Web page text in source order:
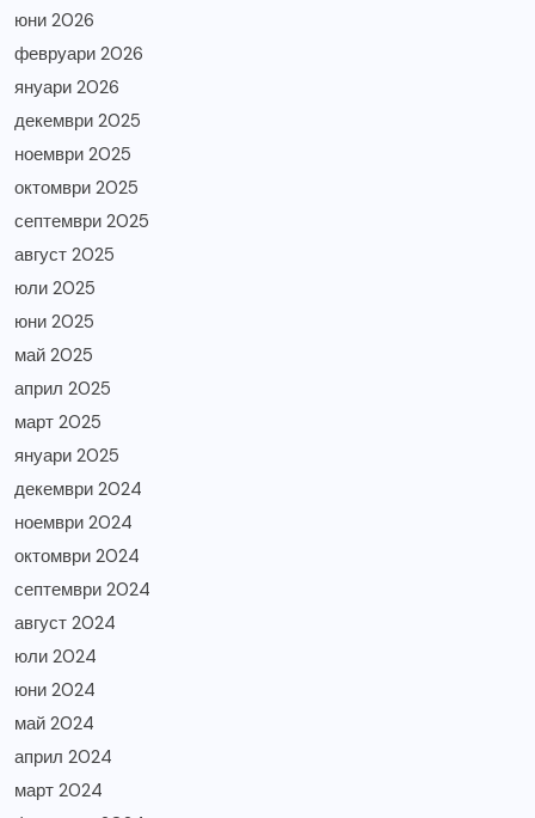
юни 2026
февруари 2026
януари 2026
декември 2025
ноември 2025
октомври 2025
септември 2025
август 2025
юли 2025
юни 2025
май 2025
април 2025
март 2025
януари 2025
декември 2024
ноември 2024
октомври 2024
септември 2024
август 2024
юли 2024
юни 2024
май 2024
април 2024
март 2024